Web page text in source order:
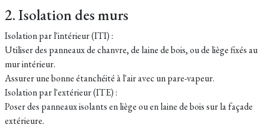
2. Isolation des murs
Isolation par l'intérieur (ITI) :
Utiliser des panneaux de chanvre, de laine de bois, ou de liège fixés au
mur intérieur.
Assurer une bonne étanchéité à l'air avec un pare-vapeur.
Isolation par l'extérieur (ITE) :
Poser des panneaux isolants en liège ou en laine de bois sur la façade
extérieure.